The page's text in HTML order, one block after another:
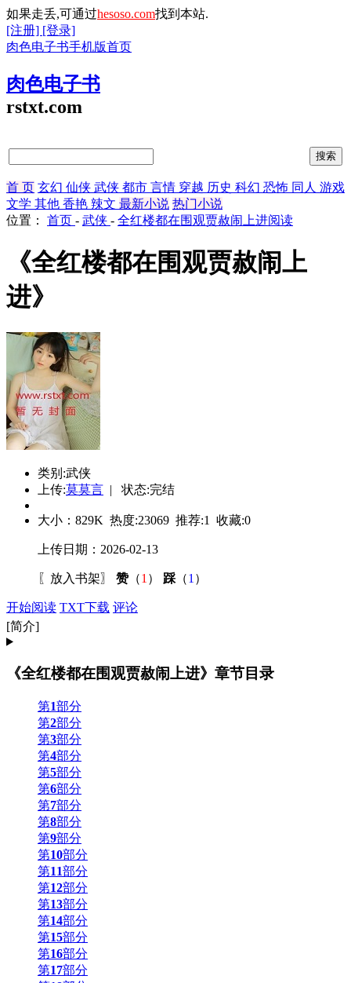
如果走丢,可通过hesoso.com找到本站.
[注册] [登录]
肉色电子书手机版首页
肉色电子书
rstxt.com
首 页 玄幻 仙侠 武侠 都市 言情 穿越 历史 科幻 恐怖 同人 游戏
文学 其他 香艳 辣文 最新小说 热门小说
位置： 首页 - 武侠 - 全红楼都在围观贾赦闹上进阅读
《全红楼都在围观贾赦闹上
进》
类别:武侠
上传:莫莫言 | 状态:完结
大小： 829K 热度:23069 推荐:1 收藏:0
上传日期：2026-02-13
〖 放入书架〗 赞（1 ） 踩 （1 ）
开始阅读 TXT下载 评论
[简介]
《全红楼都在围观贾赦闹上进》章节目录
第1部分
第2部分
第3部分
第4部分
第5部分
第6部分
第7部分
第8部分
第9部分
第10部分
第11部分
第12部分
第13部分
第14部分
第15部分
第16部分
第17部分